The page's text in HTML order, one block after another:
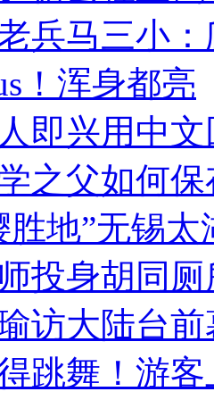
兵马三小
！浑身都亮
即兴用中
之父如何
胜地”无锡
投身胡同
访大陆台
跳舞！游客